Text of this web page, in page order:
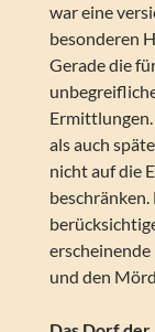
war eine
besonderen
Gerade die
als auch
nicht auf die
beschränken.
und den